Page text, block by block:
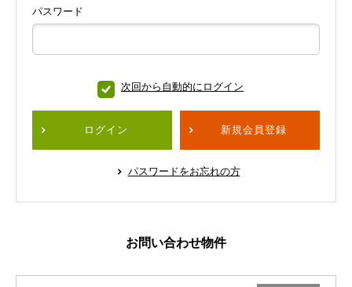
パスワード
次回から自動的にログイン
ログイン 新規会員登録
パスワードをお忘れの方
お問い合わせ物件